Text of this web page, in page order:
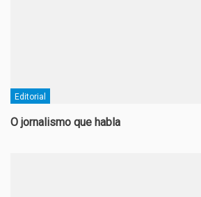
Editorial
O jornalismo que habla